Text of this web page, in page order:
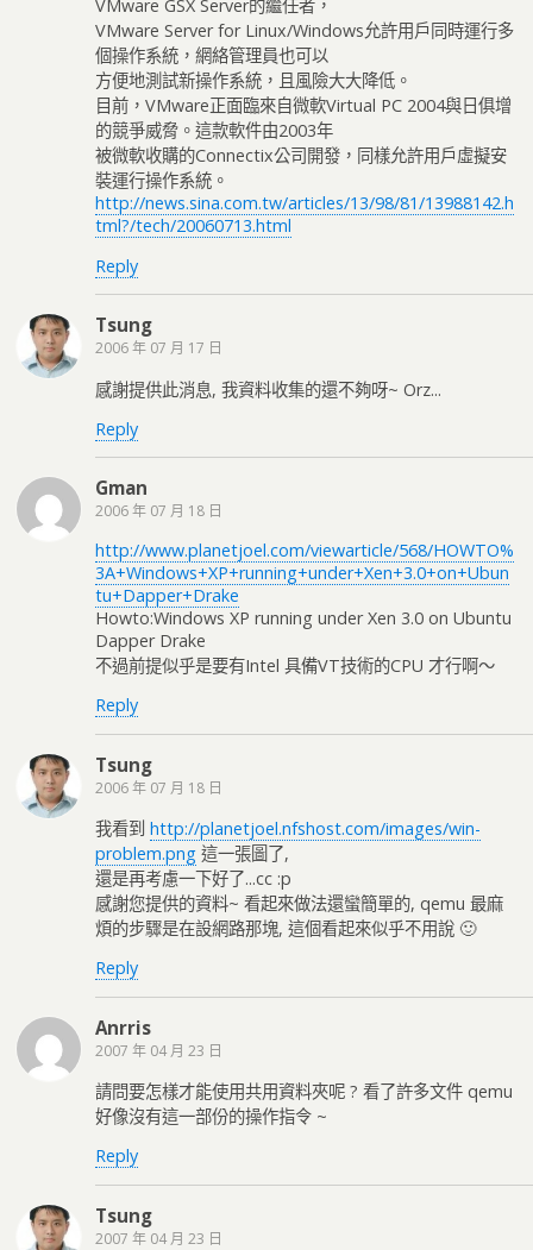
VMware GSX Server的繼任者，
VMware Server for Linux/Windows允許用戶同時運行多
個操作系統，網絡管理員也可以
方便地測試新操作系統，且風險大大降低。
目前，VMware正面臨來自微軟Virtual PC 2004與日俱增
的競爭威脅。這款軟件由2003年
被微軟收購的Connectix公司開發，同樣允許用戶虛擬安
裝運行操作系統。
http://news.sina.com.tw/articles/13/98/81/13988142.h
tml?/tech/20060713.html
Reply
Tsung
2006 年 07 月 17 日
感謝提供此消息, 我資料收集的還不夠呀~ Orz...
Reply
Gman
2006 年 07 月 18 日
http://www.planetjoel.com/viewarticle/568/HOWTO%
3A+Windows+XP+running+under+Xen+3.0+on+Ubun
tu+Dapper+Drake
Howto:Windows XP running under Xen 3.0 on Ubuntu
Dapper Drake
不過前提似乎是要有Intel 具備VT技術的CPU 才行啊～
Reply
Tsung
2006 年 07 月 18 日
我看到 http://planetjoel.nfshost.com/images/win-
problem.png 這一張圖了,
還是再考慮一下好了...cc :p
感謝您提供的資料~ 看起來做法還蠻簡單的, qemu 最麻
煩的步驟是在設網路那塊, 這個看起來似乎不用說 🙂
Reply
Anrris
2007 年 04 月 23 日
請問要怎樣才能使用共用資料夾呢 ? 看了許多文件 qemu
好像沒有這一部份的操作指令 ~
Reply
Tsung
2007 年 04 月 23 日